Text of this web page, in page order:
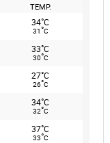
TEMP.
34°C
31°C
33°C
30°C
27°C
26°C
34°C
32°C
37°C
33°C